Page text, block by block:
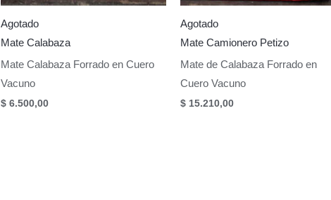
Agotado
Mate Calabaza
Mate Calabaza Forrado en Cuero
Vacuno
$ 6.500,00
Agotado
Mate Camionero Petizo
Mate de Calabaza Forrado en
Cuero Vacuno
$15.210,00